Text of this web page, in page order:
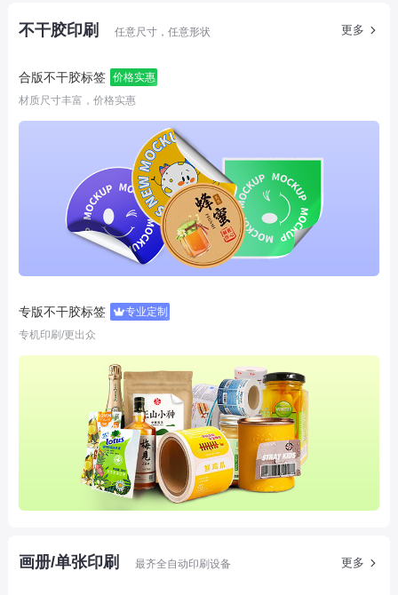
不干胶印刷 任意尺寸，任意形状 更多
合版不干胶标签
价格实惠
材质尺寸丰富，价格实惠
专版不干胶标签
专业定制
专机印刷/更出众
画册/单张印刷 最齐全自动印刷设备 更多